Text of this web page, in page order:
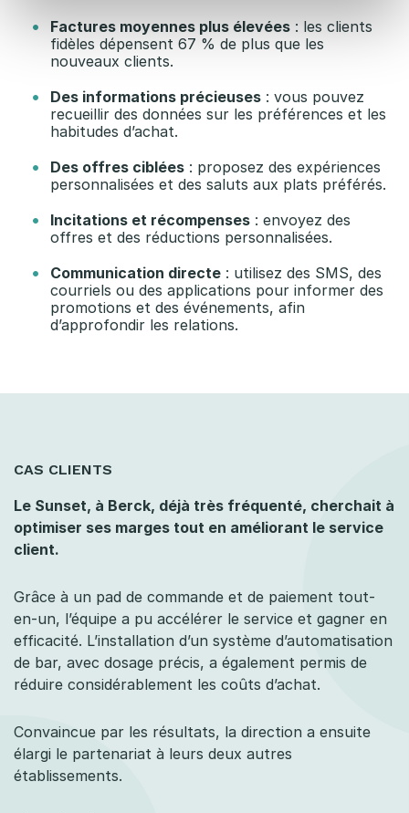
Factures moyennes plus élevées : les clients
fidèles dépensent 67 % de plus que les
nouveaux clients.
Des informations précieuses : vous pouvez
recueillir des données sur les préférences et les
habitudes d’achat.
Des offres ciblées : proposez des expériences
personnalisées et des saluts aux plats préférés.
Incitations et récompenses : envoyez des
offres et des réductions personnalisées.
Communication directe : utilisez des SMS, des
courriels ou des applications pour informer des
promotions et des événements, afin
d’approfondir les relations.
CAS CLIENTS
Le Sunset, à Berck, déjà très fréquenté, cherchait à
optimiser ses marges tout en améliorant le service
client.
Grâce à un pad de commande et de paiement tout-
en-un, l’équipe a pu accélérer le service et gagner en
efficacité. L’installation d’un système d’automatisation
de bar, avec dosage précis, a également permis de
réduire considérablement les coûts d’achat.
Convaincue par les résultats, la direction a ensuite
élargi le partenariat à leurs deux autres
établissements.